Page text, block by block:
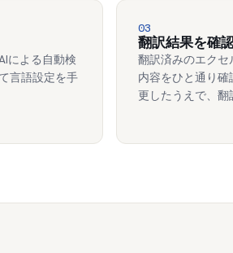
による自動検
言語設定を手
03
翻訳結果を確
翻訳済みのエクセ
内容をひと通り
更したうえで、翻